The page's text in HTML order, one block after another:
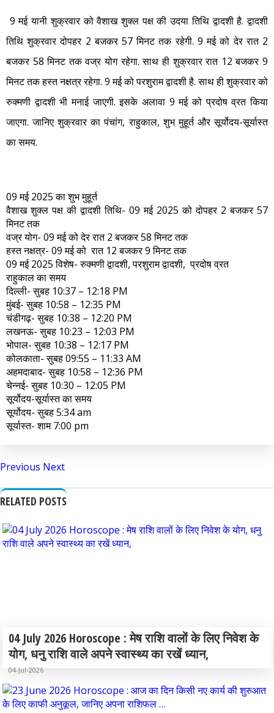
मोहला मानपुर चौकी
सारंगढ़-बिलाईगढ़
मनेन्द्रगढ़ – चिरिमिरी – भरतपुर
9 मई यानी शुक्रवार को वैशाख शुक्ल पक्ष की उदया तिथि द्वादशी है. द्वादशी
तिथि शुक्रवार दोपहर 2 बजकर 57 मिनट तक रहेगी. 9 मई को देर रात 2
बजकर 58 मिनट तक वज्र योग रहेगा. साथ ही शुक्रवार रात 12 बजकर 9
मिनट तक हस्त नक्षत्र रहेगा. 9 मई को परशुराम द्वादशी है. साथ ही शुक्रवार को
रुक्मणी द्वादशी भी मनाई जाएगी. इसके अलावा 9 मई को प्रदोष व्रत किया
जाएगा. जानिए शुक्रवार का पंचांग, राहुकाल, शुभ मुहूर्त और सूर्योदय-सूर्यास्त
का समय.
09 मई 2025 का शुभ मुहूर्त
वैशाख शुक्ल पक्ष की द्वादशी तिथि- 09 मई 2025 को दोपहर 2 बजकर 57
मिनट तक
वज्र योग- 09 मई को देर रात 2 बजकर 58 मिनट तक
हस्त नक्षत्र- 09 मई को रात 12 बजकर 9 मिनट तक
09 मई 2025 विशेष- रुक्मणी द्वादशी, परशुराम द्वादशी, प्रदोष व्रत
राहुकाल का समय
दिल्ली- सुबह 10:37 – 12:18 PM
मुंबई- सुबह 10:58 – 12:35 PM
चंडीगढ़- सुबह 10:38 – 12:20 PM
लखनऊ- सुबह 10:23 – 12:03 PM
भोपाल- सुबह 10:38 – 12:17 PM
कोलकाता- सुबह 09:55 – 11:33 AM
अहमदाबाद- सुबह 10:58 – 12:36 PM
चेन्नई- सुबह 10:30 – 12:05 PM
सूर्योदय-सूर्यास्त का समय
सूर्योदय- सुबह 5:34 am
सूर्यास्त- शाम 7:00 pm
Previous Next
RELATED POSTS
04 July 2026 Horoscope : मेष राशि वालों के लिए निवेश के
योग, धनु राशि वाले अपने स्वास्थ्य का रखें ध्यान,
04-Jul-2026